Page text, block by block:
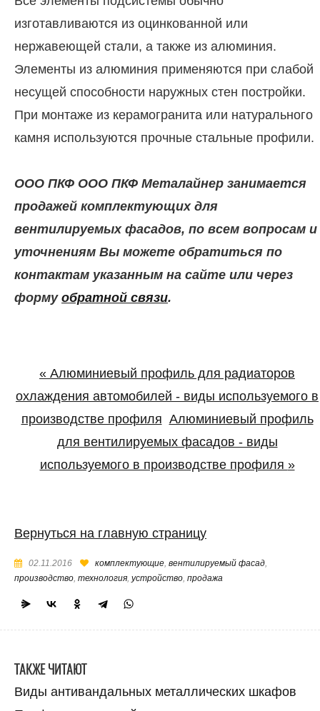
изготавливаются из оцинкованной или
нержавеющей стали, а также из алюминия.
Элементы из алюминия применяются при слабой
несущей способности наружных стен постройки.
При монтаже из керамогранита или натурального
камня используются прочные стальные профили.
ООО ПКФ ООО ПКФ Металайнер занимается
продажей комплектующих для
вентилируемых фасадов, по всем вопросам и
уточнениям Вы можете обратиться по
контактам указанным на сайте или через
формуобратной связи.
« Алюминиевый профиль для радиаторов
охлаждения автомобилей - виды используемого в
производстве профиля Алюминиевый профиль
для вентилируемых фасадов - виды
используемого в производстве профиля »
Вернуться на главную страницу
02.11.2016 комплектующие, вентилируемый фасад,
производство, технология, устройство, продажа
ТАКЖЕ ЧИТАЮТ
Виды антивандальных металлических шкафов